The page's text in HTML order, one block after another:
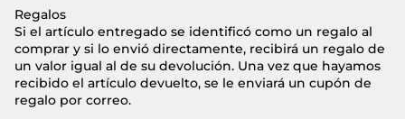
Regalos
Si el artículo entregado se identificó como un regalo al
comprar y si lo envió directamente, recibirá un regalo de
un valor igual al de su devolución. Una vez que hayamos
recibido el artículo devuelto, se le enviará un cupón de
regalo por correo.